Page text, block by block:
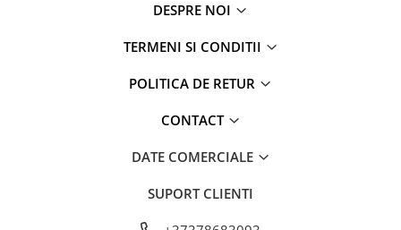
DESPRE NOI
TERMENI SI CONDITII
POLITICA DE RETUR
CONTACT
DATE COMERCIALE
SUPORT CLIENTI